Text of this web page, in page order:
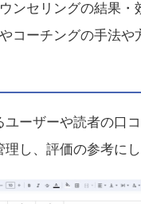
ンセリングの結果・
コーチングの手法や
ーザーや読者の口
し、評価の参考にし